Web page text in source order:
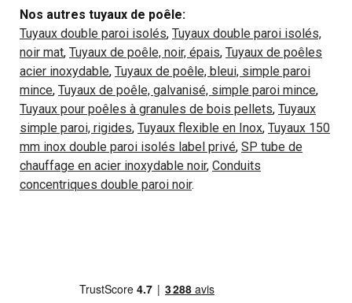
Nos autres tuyaux de poêle:
Tuyaux double paroi isolés, Tuyaux double paroi isolés,
noir mat, Tuyaux de poêle, noir, épais, Tuyaux de poêles
acier inoxydable, Tuyaux de poêle, bleui, simple paroi
mince, Tuyaux de poêle, galvanisé, simple paroi mince,
Tuyaux pour poêles à granules de bois pellets, Tuyaux
simple paroi, rigides, Tuyaux flexible en Inox, Tuyaux 150
mm inox double paroi isolés label privé, SP tube de
chauffage en acier inoxydable noir, Conduits
concentriques double paroi noir.